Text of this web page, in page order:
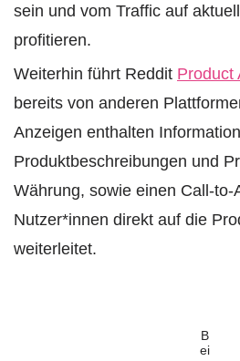
sein und vom Traffic auf
profitieren.
Weiterhin führt Reddit Product
bereits von anderen
Anzeigen enthalten
Produktbeschreibungen und
Währung, sowie einen Call-to-
Nutzer*innen direkt auf die
weiterleitet.
B
ei